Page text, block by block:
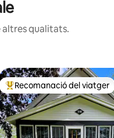
altres qualitats.
Principals recomanacions
Recomanació del viatger